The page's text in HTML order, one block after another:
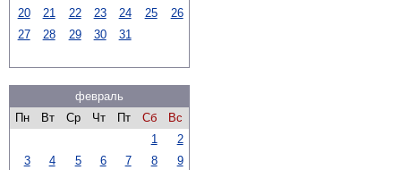
20
21 22 23 24 25
26
27
28 29 30 31
февраль
Пн
Вт Ср Чт Пт Сб
Вс
1
2
3
4 5 6 7 8
9